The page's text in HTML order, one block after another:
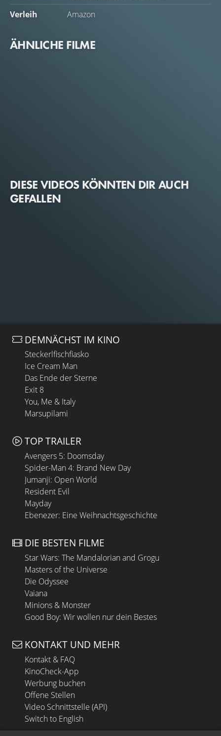
Verleih
Amazon
ÄHNLICHE FILME
DIESE VIDEOS KÖNNTEN DIR AUCH
GEFALLEN
DEMNÄCHST IM KINO
Steckerlfischfiasko
Ice Cream Man
Das Ende der Sterne
Exit 8
You, Me & Italy
Marsupilami
TOP TRAILER
Avengers 5: Doomsday
Spider-Man 4: Brand New Day
Jumanji: Open World
Resident Evil
Mayday
Ebenezer: Eine Weihnachtsgeschichte
DIE BESTEN FILME
Star Wars: The Mandalorian and Grogu
Masters of the Universe
Die Odyssee
Vaiana
Minions & Monster
Good Boy: Wir wollen nur dein Bestes
KONTAKT UND MEHR
Kontakt & FAQ
KinoCheck-App
Werbung buchen
Offene Stellen
Video Schnittstelle (API)
Switch to English